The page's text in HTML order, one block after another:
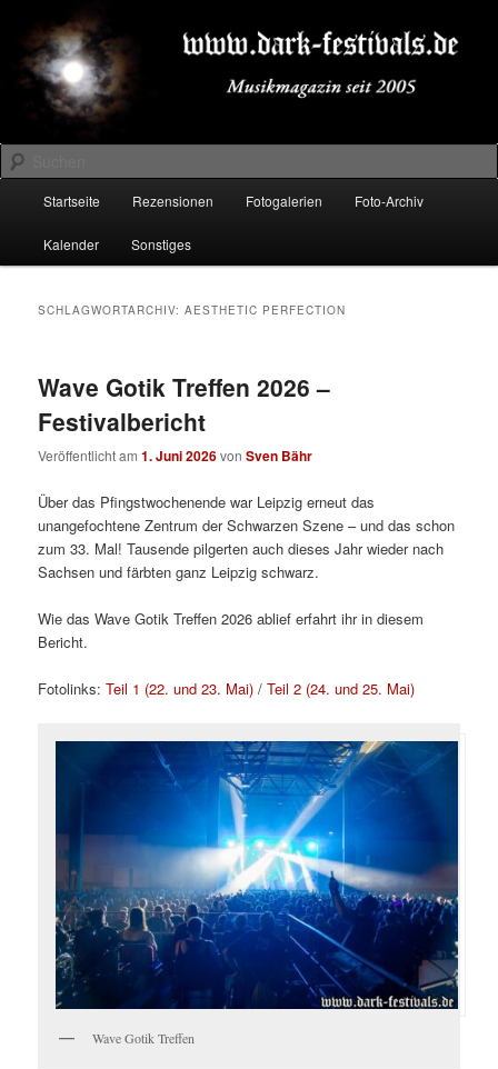
primären
Inhalt
springen
sekundären
Inhalt
springenDARK-FESTIVALS.DE
Suchen
Startseite Rezensionen Fotogalerien Foto-Archiv
Kalender Sonstiges
SCHLAGWORTARCHIV:AESTHETIC PERFECTION
Wave Gotik Treffen 2026 –
Festivalbericht
Veröffentlicht am1. Juni 2026vonSven Bähr
Über das Pfingstwochenende war Leipzig erneut das
unangefochtene Zentrum der Schwarzen Szene – und das schon
zum 33. Mal! Tausende pilgerten auch dieses Jahr wieder nach
Sachsen und färbten ganz Leipzig schwarz.
Wie das Wave Gotik Treffen 2026 ablief erfahrt ihr in diesem
Bericht.
Fotolinks:Teil 1 (22. und 23. Mai) /Teil 2 (24. und 25. Mai)
Wave Gotik Treffen